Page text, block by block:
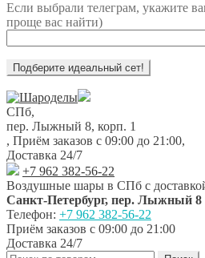
Если выбрали телеграм, укажите
проще вас найти)
Перейти
к
навигации
Перейти
к
содержимому
СПб,
пер. Лыжный 8, корп. 1
, Приём заказов с 09:00 до 21:00,
Доставка 24/7
+7 962 382-56-22
Воздушные шары в СПб с
Санкт-Петербург, пер. Лыжный 8
Телефон: +7 962 382-56-22
Приём заказов с 09:00 до 21:00
Доставка 24/7